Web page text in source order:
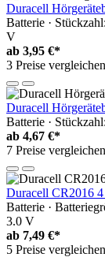
Duracell
Batterie ·
V
ab 3,95 €*
3 Preise vergleichen
Duracell
Batterie ·
ab 4,67 €*
7 Preise vergleichen
Duracell CR2016 4
Batterie ·
3.0 V
ab 7,49 €*
5 Preise vergleichen